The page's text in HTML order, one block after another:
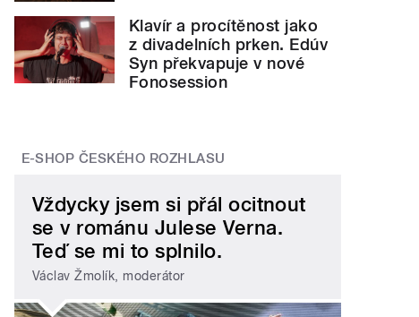
Klavír a procítěnost jako
z divadelních prken. Edúv
Syn překvapuje v nové
Fonosession
E-SHOP ČESKÉHO ROZHLASU
Vždycky jsem si přál ocitnout
se v románu Julese Verna.
Teď se mi to splnilo.
Václav Žmolík, moderátor